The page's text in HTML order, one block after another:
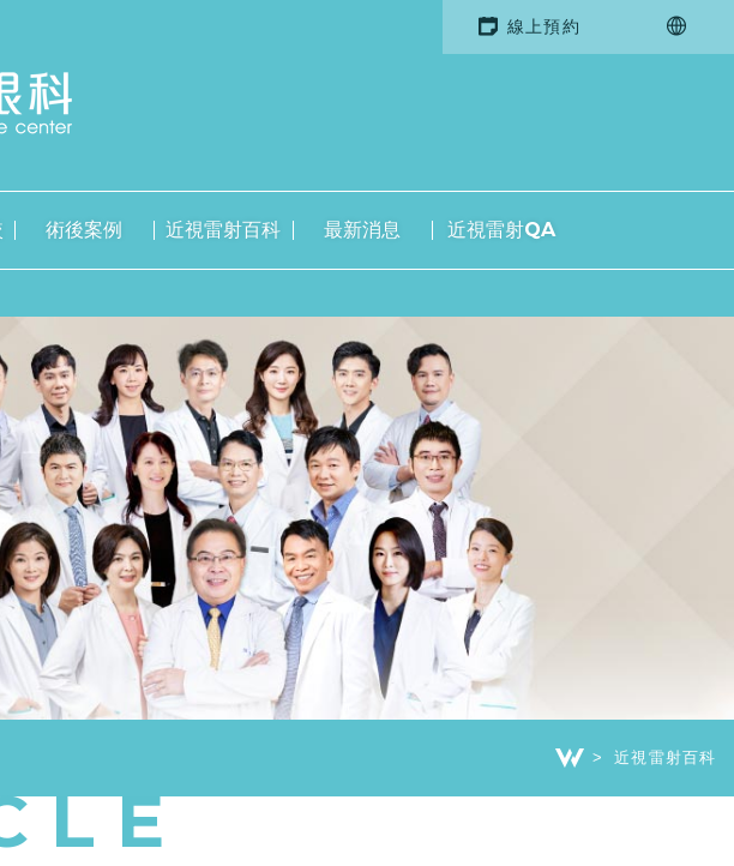
線上預約
術後案例 近視雷射百科 最新消息 近視雷射QA
近視雷射百科